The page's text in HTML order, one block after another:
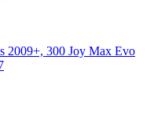
2009+, 300 Joy Max Evo